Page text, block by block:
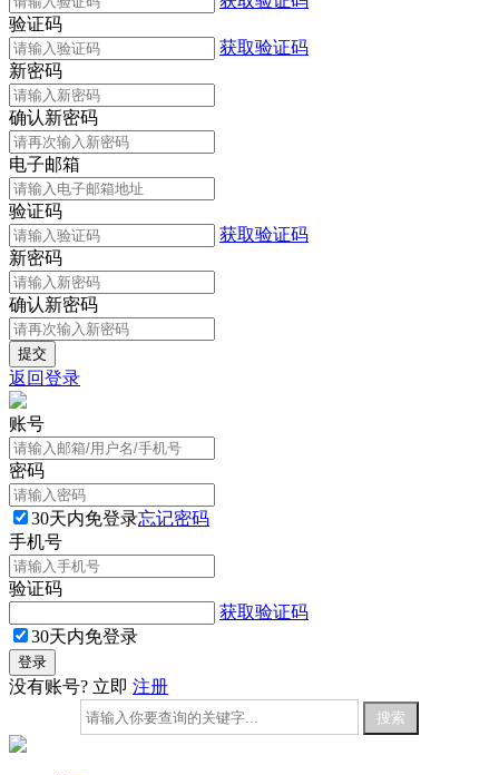
验证码
获取验证码
新密码
确认新密码
电子邮箱
验证码
获取验证码
新密码
确认新密码
返回登录
账号
密码
30天内免登录忘记密码
手机号
验证码
获取验证码
30天内免登录
没有账号? 立即 注册